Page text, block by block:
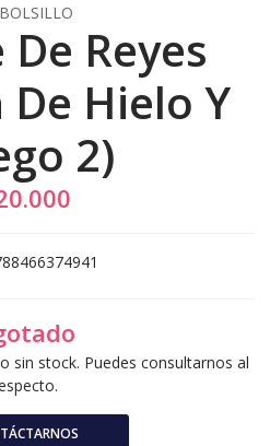
Reyes
Hielo Y
2)
sin stock. Puedes consultarnos al